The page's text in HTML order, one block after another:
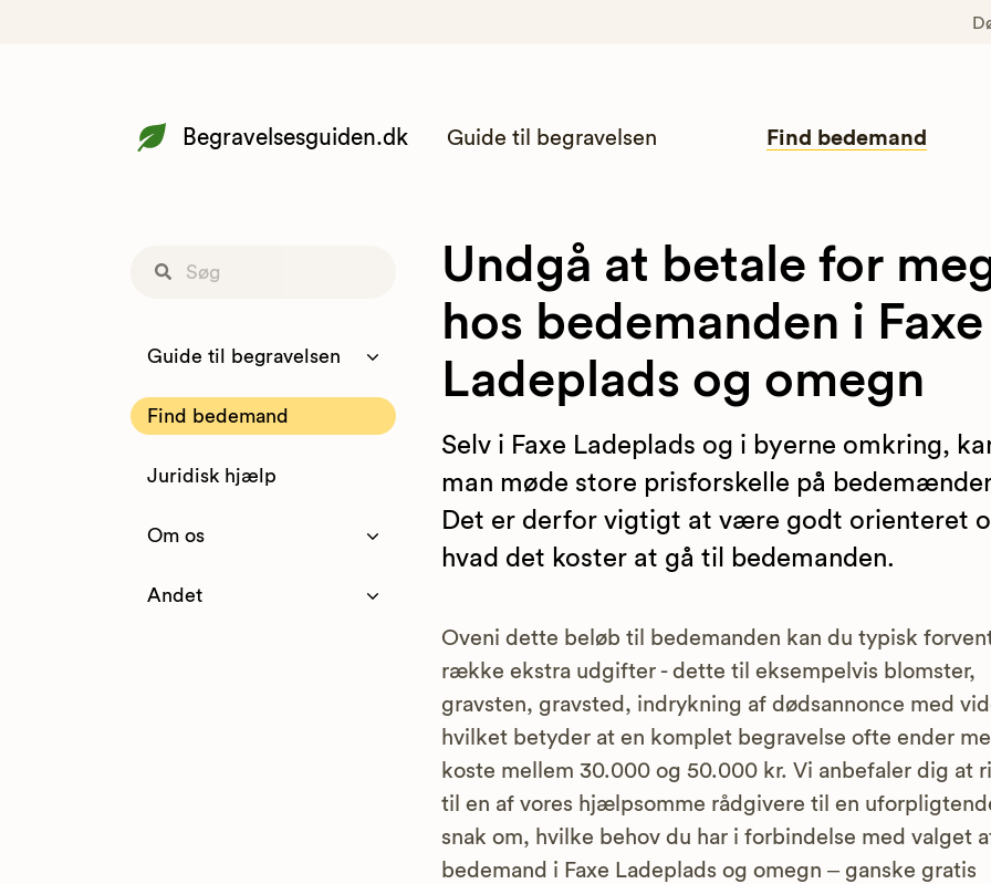
Begravelsesguiden.dk Guide til begravelsen Find bedemand
Guide til begravelsen
Find bedemand
Juridisk hjælp
Om os
Andet
Undgå at betale for
hos bedemanden i Faxe
Ladeplads og omegn
Selv i Faxe Ladeplads og i byerne omkring,
man møde store prisforskelle på
Det er derfor vigtigt at være godt orienteret
hvad det koster at gå til bedemanden.
Oveni dette beløb til bedemanden kan du typisk
række ekstra udgifter - dette til eksempelvis blomster,
gravsten, gravsted, indrykning af dødsannonce med
hvilket betyder at en komplet begravelse ofte ender
koste mellem 30.000 og 50.000 kr. Vi anbefaler dig at
til en af vores hjælpsomme rådgivere til en
snak om, hvilke behov du har i forbindelse med valget
bedemand i Faxe Ladeplads og omegn – ganske gratis